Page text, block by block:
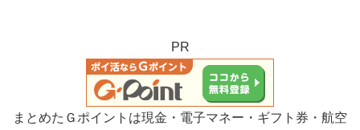
PR
まとめたＧポイントは現金・電子マネー・ギフト券・航空